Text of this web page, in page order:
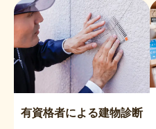
有資格者による建物診断